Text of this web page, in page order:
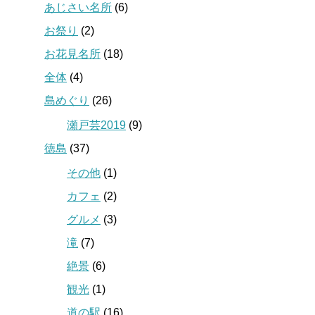
あじさい名所 (6)
お祭り (2)
お花見名所 (18)
全体 (4)
島めぐり (26)
瀬戸芸2019 (9)
徳島 (37)
その他 (1)
カフェ (2)
グルメ (3)
滝 (7)
絶景 (6)
観光 (1)
道の駅 (16)